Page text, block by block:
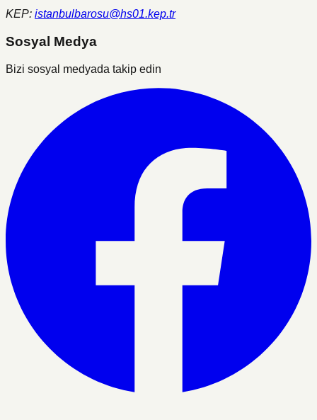
KEP: istanbulbarosu@hs01.kep.tr
Sosyal Medya
Bizi sosyal medyada takip edin